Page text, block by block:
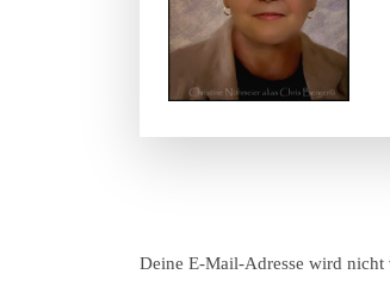
Deine E-Mail-Adresse wird